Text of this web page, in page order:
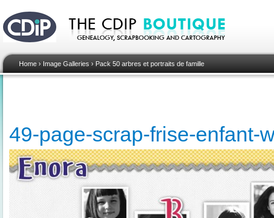
Home › Image Galleries › Pack 50 arbres et portraits de famille
49-page-scrap-frise-enfant-